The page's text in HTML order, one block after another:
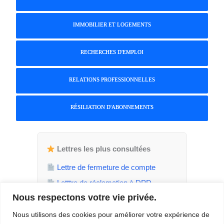
Nous respectons votre vie privée.
Nous utilisons des cookies pour améliorer votre expérience de
IMMOBILIER ET LOGEMENTS
RECHERCHES D'EMPLOI
RELATIONS PROFESSIONNELLES
RÉSILIATION D'ABONNEMENTS
Lettres les plus consultées
Lettre de fermeture de compte
Letttre de réclamation à DPD
Attestation de parent isolé
Demande de jours de RTT